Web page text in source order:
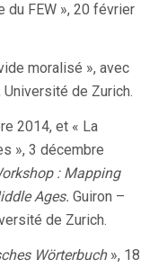
du FEW », 20 février
moralisé », avec
de Zurich.
2014, et « La
», 3 décembre
: Mapping
Ages. Guiron –
de Zurich.
Wörterbuch», 18